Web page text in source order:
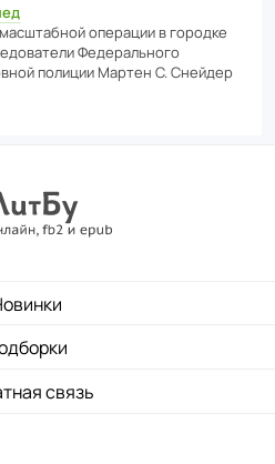
операции в городке
Феде­раль­ного
полиции Мартен С. Снейдер
связь